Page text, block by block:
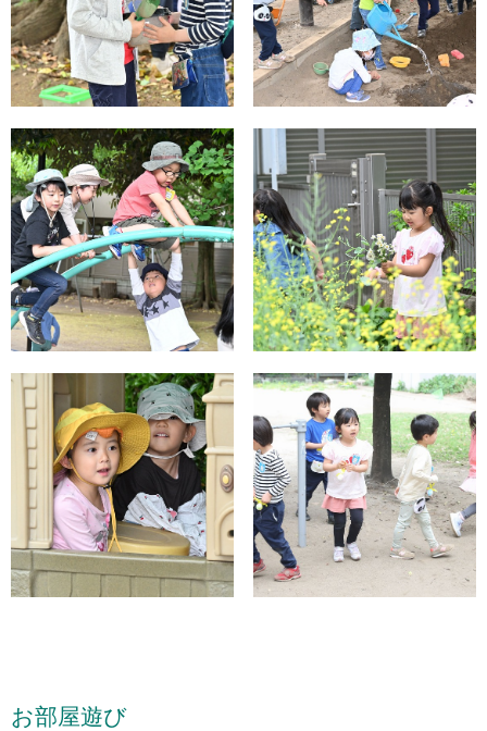
お部屋遊び